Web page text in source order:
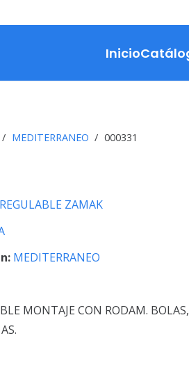
Inicio
/ MEDITERRANEO / 000331
ZAMAK
MEDITERRANEO
MONTAJE CON RODAM.